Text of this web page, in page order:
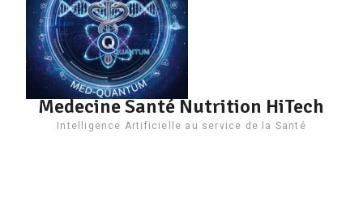
Medecine Santé Nutrition HiTech
Intelligence Artificielle au service de la Santé